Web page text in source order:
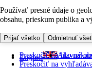
Používať presné údaje o
obsahu, prieskum publika a
Prijať všetko Odmietnuť
Preskočiť na hlavný
Preskočiť na
English Ako